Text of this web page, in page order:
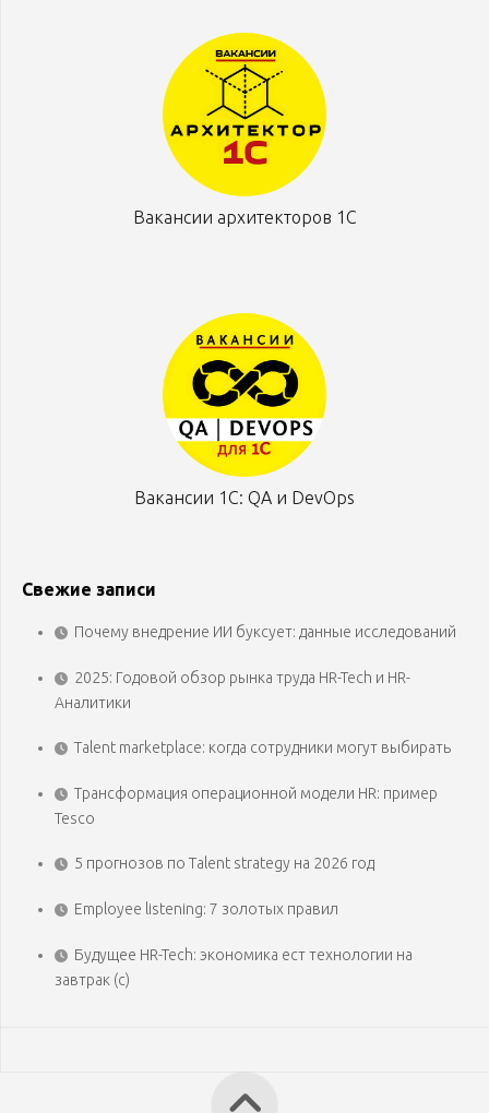
Вакансии архитекторов 1С
Вакансии 1С: QA и DevOps
Свежие записи
Почему внедрение ИИ буксует: данные исследований
2025: Годовой обзор рынка труда HR-Tech и HR-
Аналитики
Talent marketplace: когда сотрудники могут выбирать
Трансформация операционной модели HR: пример
Tesco
5 прогнозов по Talent strategy на 2026 год
Employee listening: 7 золотых правил
Будущее HR-Tech: экономика ест технологии на
завтрак (с)